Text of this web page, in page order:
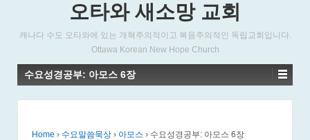
오타와 새소망 교회
캐나다 수도 오타와에 있는 개혁주의적이고 복음주의적인 독립교회입니다.
Ottawa Korean New Hope Church
수요성경공부: 아모스 6장
Home › 수요말씀묵상 › 아모스 › 수요성경공부: 아모스 6장